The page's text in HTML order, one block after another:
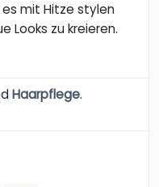
es mit Hitze stylen
Looks zu kreieren.
Haarpflege.